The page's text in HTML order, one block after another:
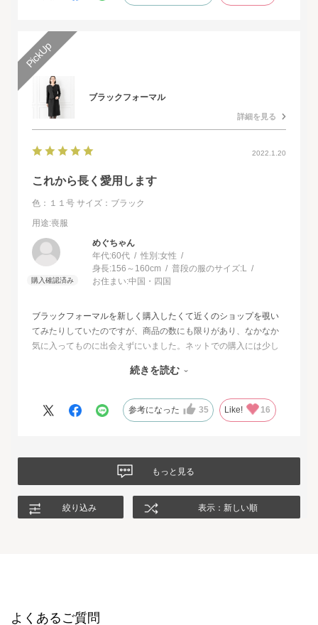
ブラックフォーマル
詳細を見る
2022.1.20
これから長く愛用します
色：１１号 サイズ：ブラック
用途:喪服
めぐちゃん
年代:60代 性別:女性
身長:156～160cm 普段の服のサイズ:L
お住まい:中国・四国
ブラックフォーマルを新しく購入したくて近くのショップを覗い
てみたりしていたのですが、商品の数にも限りがあり、なかなか
気に入ってものに出会えずにいました。ネットでの購入には少し
することが出来ました。最初に注文したものはイメージと違って
は、生地もデザインも大満足、これから長く自信をもって着用し
続きを読む
参考になった 35 Like! 16
もっと見る
絞り込み 表示：新しい順
よくあるご質問